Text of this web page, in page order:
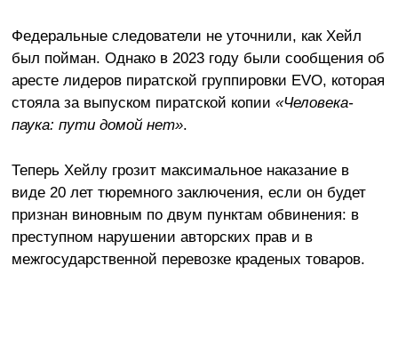
Федеральные следователи не уточнили, как Хейл
был пойман. Однако в 2023 году были сообщения об
аресте лидеров пиратской группировки EVO, которая
стояла за выпуском пиратской копии «Человека-
паука: пути домой нет».
Теперь Хейлу грозит максимальное наказание в
виде 20 лет тюремного заключения, если он будет
признан виновным по двум пунктам обвинения: в
преступном нарушении авторских прав и в
межгосударственной перевозке краденых товаров.